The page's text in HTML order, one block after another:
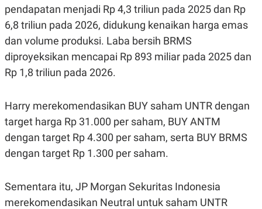
pendapatan menjadi Rp 4,3 triliun pada 2025 dan Rp
6,8 triliun pada 2026, didukung kenaikan harga emas
dan volume produksi. Laba bersih BRMS
diproyeksikan mencapai Rp 893 miliar pada 2025 dan
Rp 1,8 triliun pada 2026.
Harry merekomendasikan BUY saham UNTR dengan
target harga Rp 31.000 per saham, BUY ANTM
dengan target Rp 4.300 per saham, serta BUY BRMS
dengan target Rp 1.300 per saham.
Sementara itu, JP Morgan Sekuritas Indonesia
merekomendasikan Neutral untuk saham UNTR